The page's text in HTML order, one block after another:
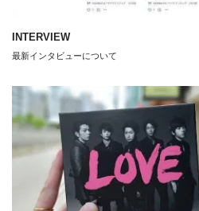
INTERVIEW
最新インタビューについて